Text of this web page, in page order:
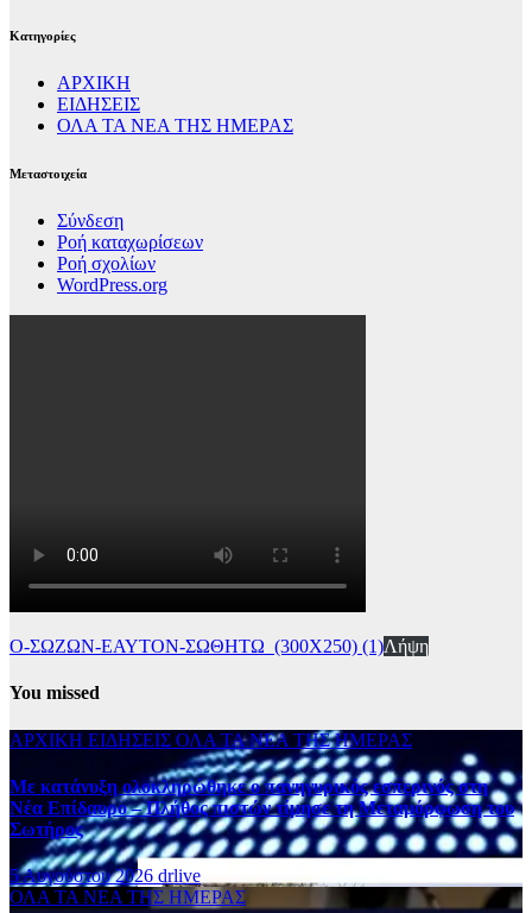
Kατηγορίες
ΑΡΧΙΚΗ
ΕΙΔΗΣΕΙΣ
ΟΛΑ ΤΑ ΝΕΑ ΤΗΣ ΗΜΕΡΑΣ
Μεταστοιχεία
Σύνδεση
Ροή καταχωρίσεων
Ροή σχολίων
WordPress.org
Ο-ΣΩΖΩΝ-ΕΑΥΤΟΝ-ΣΩΘΗΤΩ_(300Χ250) (1)Λήψη
You missed
ΑΡΧΙΚΗ ΕΙΔΗΣΕΙΣ ΟΛΑ ΤΑ ΝΕΑ ΤΗΣ ΗΜΕΡΑΣ
Με κατάνυξη ολοκληρώθηκε ο πανηγυρικός εσπερινός στη
Νέα Επίδαυρο – Πλήθος πιστών τίμησε τη Μεταμόρφωση του
Σωτήρος
5 Αυγούστου 2026 drlive
ΟΛΑ ΤΑ ΝΕΑ ΤΗΣ ΗΜΕΡΑΣ